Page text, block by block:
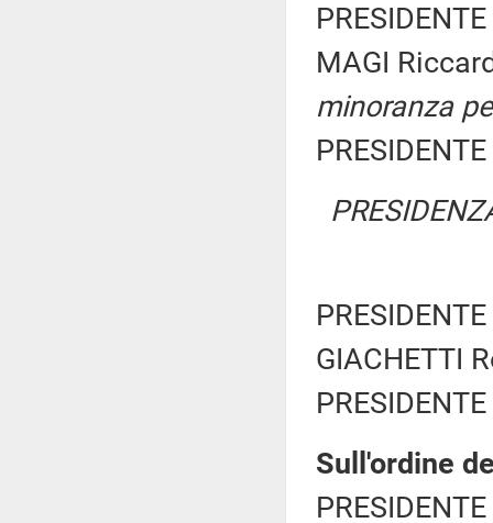
MAGI
minoranza
GIACHETTI
Sull'ordine